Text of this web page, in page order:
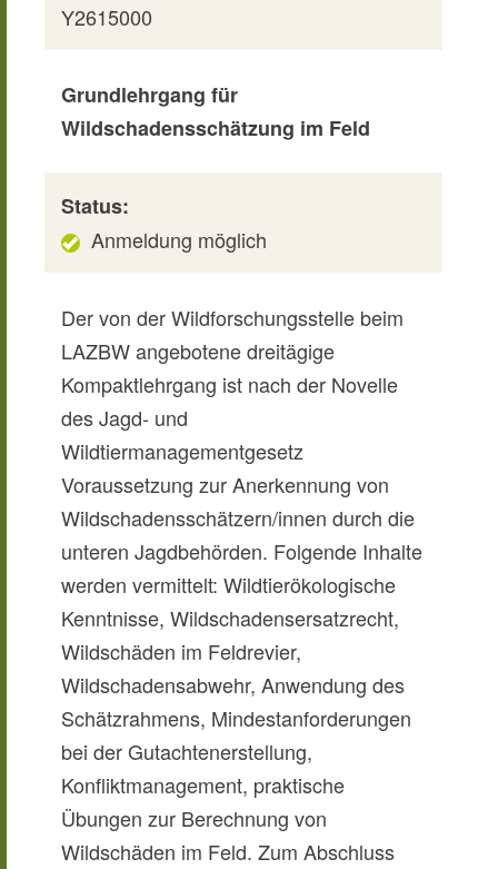
Y2615000
Grundlehrgang für
Wildschadensschätzung im Feld
Status:
Anmeldung möglich
Der von der Wildforschungsstelle beim
LAZBW angebotene dreitägige
Kompaktlehrgang ist nach der Novelle
des Jagd- und
Wildtiermanagementgesetz
Voraussetzung zur Anerkennung von
Wildschadensschätzern/innen durch die
unteren Jagdbehörden. Folgende Inhalte
werden vermittelt: Wildtierökologische
Kenntnisse, Wildschadensersatzrecht,
Wildschäden im Feldrevier,
Wildschadensabwehr, Anwendung des
Schätzrahmens, Mindestanforderungen
bei der Gutachtenerstellung,
Konfliktmanagement, praktische
Übungen zur Berechnung von
Wildschäden im Feld. Zum Abschluss